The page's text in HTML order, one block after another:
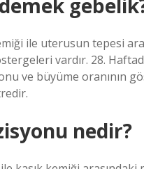
ile uterusun tepesi
vardır. 28.
ve büyüme oranının
nedir?